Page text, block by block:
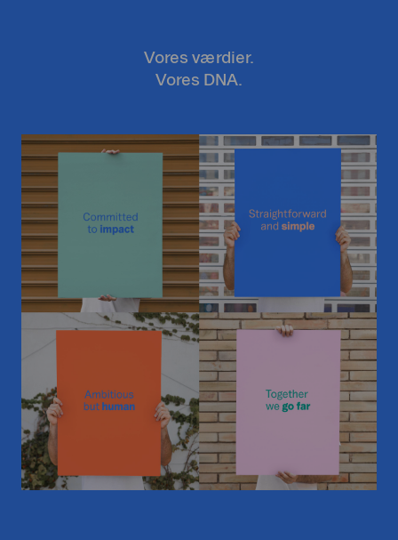
Vores værdier.
Vores DNA.